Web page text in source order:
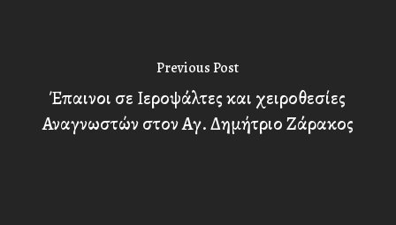
Previous Post
Έπαινοι σε Ιεροψάλτες και χειροθεσίες
Αναγνωστών στον Αγ. Δημήτριο Ζάρακος